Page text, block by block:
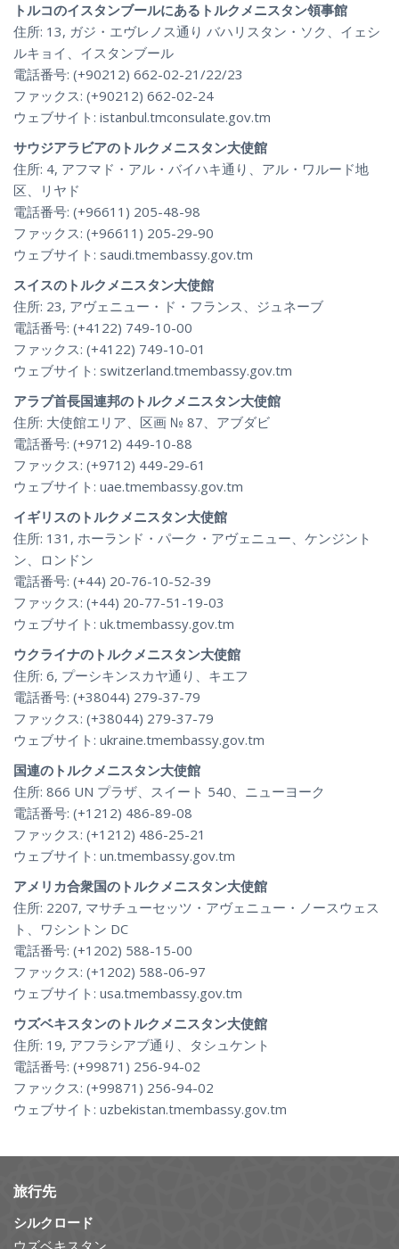
トルコのイスタンブールにあるトルクメニスタン領事館
住所: 13, ガジ・エヴレノス通り バハリスタン・ソク、イェシ
ルキョイ、イスタンブール
電話番号: (+90212) 662-02-21/22/23
ファックス: (+90212) 662-02-24
ウェブサイト: istanbul.tmconsulate.gov.tm
サウジアラビアのトルクメニスタン大使館
住所: 4, アフマド・アル・バイハキ通り、アル・ワルード地
区、リヤド
電話番号: (+96611) 205-48-98
ファックス: (+96611) 205-29-90
ウェブサイト: saudi.tmembassy.gov.tm
スイスのトルクメニスタン大使館
住所: 23, アヴェニュー・ド・フランス、ジュネーブ
電話番号: (+4122) 749-10-00
ファックス: (+4122) 749-10-01
ウェブサイト: switzerland.tmembassy.gov.tm
アラブ首長国連邦のトルクメニスタン大使館
住所: 大使館エリア、区画 № 87、アブダビ
電話番号: (+9712) 449-10-88
ファックス: (+9712) 449-29-61
ウェブサイト: uae.tmembassy.gov.tm
イギリスのトルクメニスタン大使館
住所: 131, ホーランド・パーク・アヴェニュー、ケンジント
ン、ロンドン
電話番号: (+44) 20-76-10-52-39
ファックス: (+44) 20-77-51-19-03
ウェブサイト: uk.tmembassy.gov.tm
ウクライナのトルクメニスタン大使館
住所: 6, プーシキンスカヤ通り、キエフ
電話番号: (+38044) 279-37-79
ファックス: (+38044) 279-37-79
ウェブサイト: ukraine.tmembassy.gov.tm
国連のトルクメニスタン大使館
住所: 866 UN プラザ、スイート 540、ニューヨーク
電話番号: (+1212) 486-89-08
ファックス: (+1212) 486-25-21
ウェブサイト: un.tmembassy.gov.tm
アメリカ合衆国のトルクメニスタン大使館
住所: 2207, マサチューセッツ・アヴェニュー・ノースウェス
ト、ワシントン DC
電話番号: (+1202) 588-15-00
ファックス: (+1202) 588-06-97
ウェブサイト: usa.tmembassy.gov.tm
ウズベキスタンのトルクメニスタン大使館
住所: 19, アフラシアブ通り、タシュケント
電話番号: (+99871) 256-94-02
ファックス: (+99871) 256-94-02
ウェブサイト: uzbekistan.tmembassy.gov.tm
旅行先
シルクロード
ウズベキスタン